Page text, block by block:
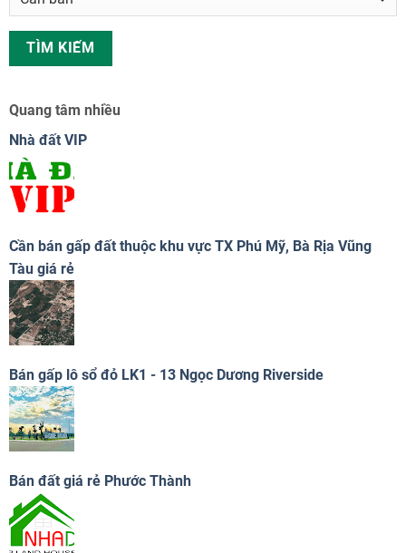
Quang tâm nhiều
Nhà đất VIP
Cần bán gấp đất thuộc khu vực TX Phú Mỹ, Bà Rịa Vũng
Tàu giá rẻ
Bán gấp lô sổ đỏ LK1 - 13 Ngọc Dương Riverside
Bán đất giá rẻ Phước Thành